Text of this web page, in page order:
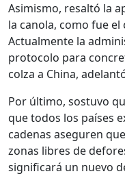
Asimismo, resaltó la
la canola, como fue el
Actualmente la
protocolo para
colza a China,
Por último, sostuvo
que todos los países
cadenas aseguren
zonas libres de
significará un nuevo